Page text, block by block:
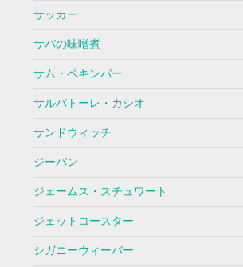
サッカー
サバの味噌煮
サム・ペキンパー
サルバトーレ・カシオ
サンドウィッチ
ジーパン
ジェームス・スチュワート
ジェットコースター
シガニーウィーバー